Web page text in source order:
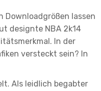
Downloadgrößen lassen
designte NBA 2k14
In der
versteckt sein? In
Als leidlich begabter